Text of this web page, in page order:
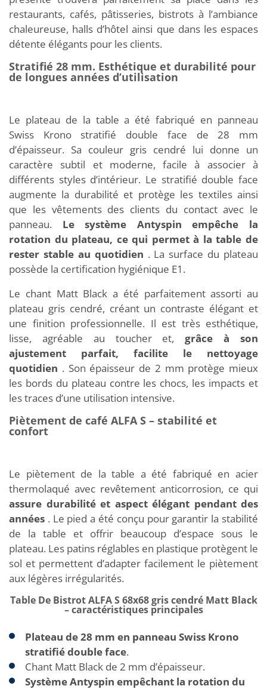
restaurants, cafés, pâtisseries, bistrots à l’ambiance
chaleureuse, halls d’hôtel ainsi que dans les espaces
détente élégants pour les clients.
Stratifié 28 mm. Esthétique et durabilité pour
de longues années d’utilisation
Le plateau de la table a été fabriqué en panneau
Swiss Krono stratifié double face de 28 mm
d’épaisseur. Sa couleur gris cendré lui donne un
caractère subtil et moderne, facile à associer à
différents styles d’intérieur. Le stratifié double face
augmente la durabilité et protège les textiles ainsi
que les vêtements des clients du contact avec le
panneau. Le système Antyspin empêche la
rotation du plateau, ce qui permet à la table de
rester stable au quotidien . La surface du plateau
possède la certification hygiénique E1.
Le chant Matt Black a été parfaitement assorti au
plateau gris cendré, créant un contraste élégant et
une finition professionnelle. Il est très esthétique,
lisse, agréable au toucher et,grâce à son
ajustement parfait, facilite le nettoyage
quotidien . Son épaisseur de 2 mm protège mieux
les bords du plateau contre les chocs, les impacts et
les traces d’une utilisation intensive.
Piètement de café ALFA S – stabilité et
confort
Le piètement de la table a été fabriqué en acier
thermolaqué avec revêtement anticorrosion, ce qui
assure durabilité et aspect élégant pendant des
années . Le pied a été conçu pour garantir la stabilité
de la table et offrir beaucoup d’espace sous le
plateau. Les patins réglables en plastique protègent le
sol et permettent d’adapter facilement le piètement
aux légères irrégularités.
Table De Bistrot ALFA S 68x68 gris cendré Matt Black
– caractéristiques principales
Plateau de 28 mm en panneau Swiss Krono
stratifié double face.
Chant Matt Black de 2 mm d’épaisseur.
Système Antyspin empêchant la rotation du